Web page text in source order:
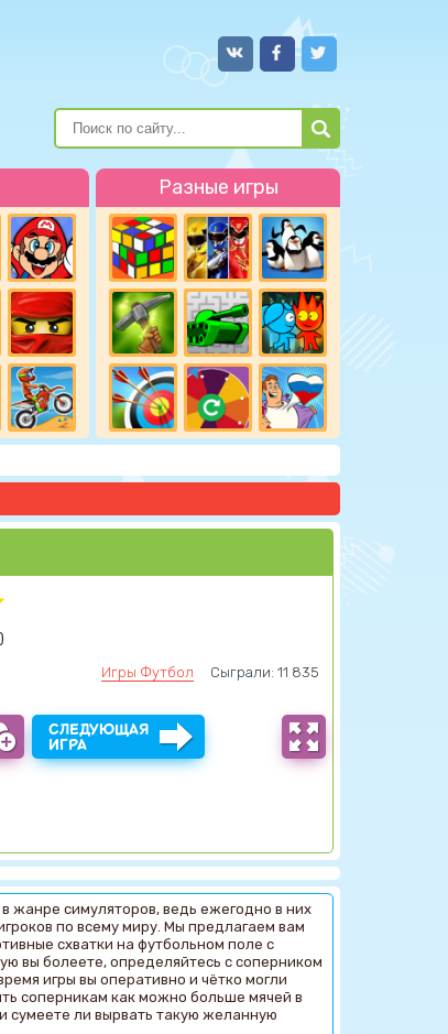
Разные игры
Игры Футбол Сыграли: 11 835
СЛЕДУЮЩАЯ
ИГРА
симуляторов, ведь ежегодно в них
по всему миру. Мы предлагаем вам
схватки на футбольном поле с
вы болеете, определяйтесь с соперником
игры вы оперативно и чётко могли
соперникам как можно больше мячей в
сумеете ли вырвать такую желанную